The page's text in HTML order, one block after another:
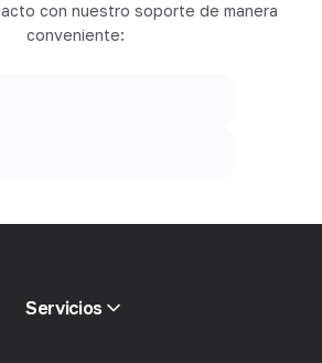
con nuestro soporte de manera
conveniente:
Servicios